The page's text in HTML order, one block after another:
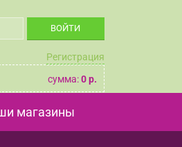
Регистрация
сумма:0 р.
магазины